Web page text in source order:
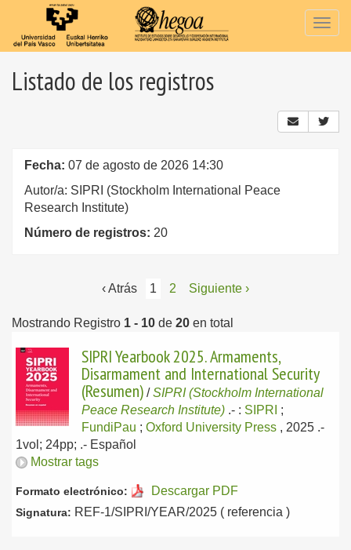
Listado de los registros
Fecha: 07 de agosto de 2026 14:30
Autor/a: SIPRI (Stockholm International Peace
Research Institute)
Número de registros: 20
‹ Atrás 1 2 Siguiente ›
Mostrando Registro 1 - 10 de 20 en total
SIPRI Yearbook 2025. Armaments,
Disarmament and International Security
(Resumen) /SIPRI (Stockholm International
Peace Research Institute) .- : SIPRI ;
FundiPau ; Oxford University Press , 2025 .-
1vol; 24pp; .- Español
Mostrar tags
Formato electrónico: Descargar PDF
Signatura: REF-1/SIPRI/YEAR/2025 ( referencia )